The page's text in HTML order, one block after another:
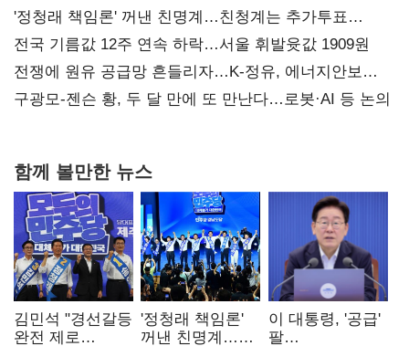
사과부터"
'정청래 책임론' 꺼낸 친명계…친청계는 추가투표
때리기
전국 기름값 12주 연속 하락…서울 휘발윳값 1909원
전쟁에 원유 공급망 흔들리자…K-정유, 에너지안보
핵심으로 재부상
구광모-젠슨 황, 두 달 만에 또 만난다…로봇·AI 등 논의
함께 볼만한 뉴스
김민석 "경선갈등
완전 제로
'정청래 책임론'
꺼낸 친명계…
이 대통령, '공급'
팔